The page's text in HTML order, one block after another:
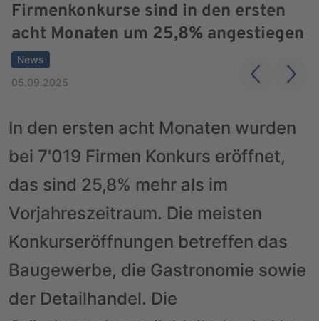
Firmenkonkurse sind in den ersten
acht Monaten um 25,8% angestiegen
News
05.09.2025
In den ersten acht Monaten wurden
bei 7'019 Firmen Konkurs eröffnet,
das sind 25,8% mehr als im
Vorjahreszeitraum. Die meisten
Konkurseröffnungen betreffen das
Baugewerbe, die Gastronomie sowie
der Detailhandel. Die